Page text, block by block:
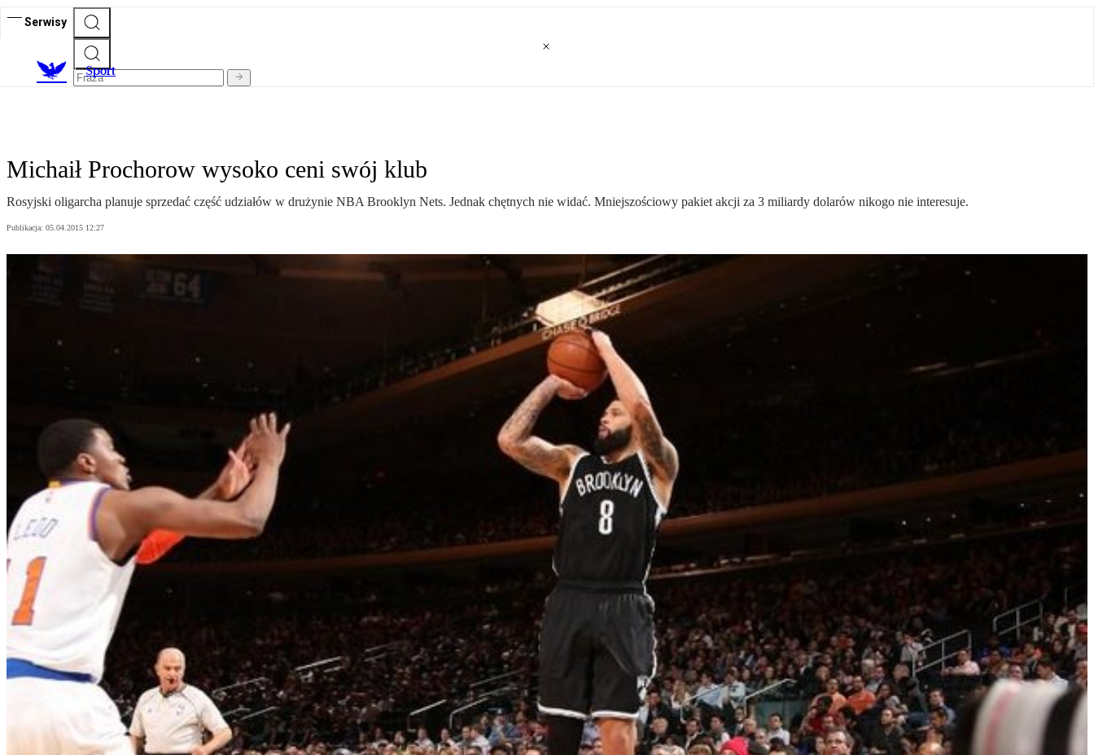
Serwisy
Sport
Michaił Prochorow wysoko ceni swój klub
Rosyjski oligarcha planuje sprzedać część udziałów w drużynie NBA Brooklyn Nets. Jednak chętnych nie widać. Mniejszościowy pakiet akcji za 3 miliardy dolarów nikogo nie interesuje.
Publikacja: 05.04.2015 12:27